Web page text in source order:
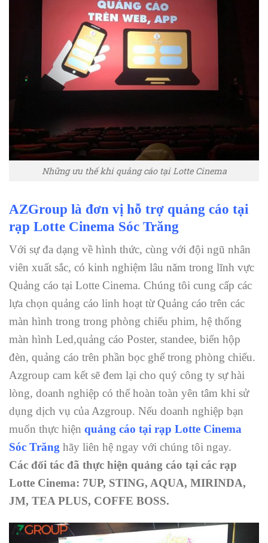
Những ưu thế khi quảng cáo tại Lotte Cinema
AZGroup là đơn vị hỗ trợ quảng cáo tại
rạp Lotte Cinema Sóc Trăng
Với sự đa dạng về hình thức, cùng với đội ngũ nhân
viên xuất sắc, có kinh nghiệm lâu năm trong lĩnh vực
Quảng cáo tại Lotte Cinema. Chúng tôi cung cấp các
lựa chọn quảng cáo linh hoạt từ Quảng cáo trên các
màn hình trong trong phòng chiếu phim, hệ thống
màn hình Led,quảng cáo Poster, standee, biển hộp
đèn, quảng cáo trên phần bọc ghế trong phòng chiếu.
Azgroup cam kết sẽ đem lại cho quý công ty sự hài
lòng, doanh nghiệp có thể hoàn toàn yên tâm khi sử
dụng dịch vụ của Azgroup. Nếu doanh nghiệp bạn
muốn thực hiện quảng cáo tại rạp Lotte Cinema
Sóc Trăng hãy liên hệ ngay với chúng tôi ngay.
Các đối tác đã thực hiện quảng cáo tại các rạp
Lotte Cinema: 7UP, STING, AQUA, MIRINDA,
JM, TEA PLUS, COFFE BOSS.